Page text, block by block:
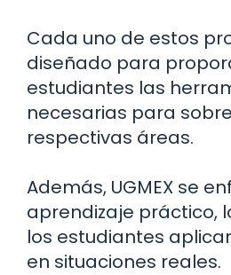
Cada uno de estos
diseñado para
estudiantes las
necesarias para
respectivas áreas.
Además, UGMEX se
aprendizaje práctico,
los estudiantes
en situaciones reales.